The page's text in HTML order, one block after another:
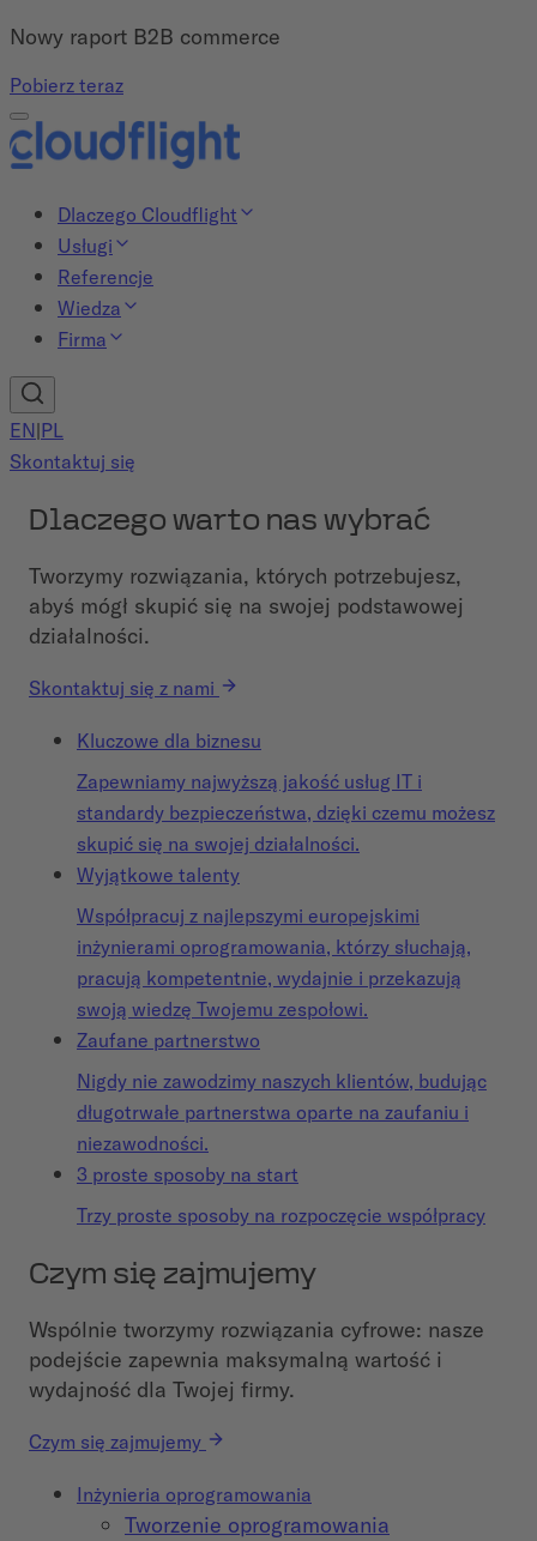
Nowy raport B2B commerce
Pobierz teraz
Dlaczego Cloudflight
Usługi
Referencje
Wiedza
Firma
EN|PL
Skontaktuj się
Dlaczego warto nas wybrać
Tworzymy rozwiązania, których potrzebujesz,
abyś mógł skupić się na swojej podstawowej
działalności.
Skontaktuj się z nami
Kluczowe dla biznesu
Zapewniamy najwyższą jakość usług IT i
standardy bezpieczeństwa, dzięki czemu możesz
skupić się na swojej działalności.
Wyjątkowe talenty
Współpracuj z najlepszymi europejskimi
inżynierami oprogramowania, którzy słuchają,
pracują kompetentnie, wydajnie i przekazują
swoją wiedzę Twojemu zespołowi.
Zaufane partnerstwo
Nigdy nie zawodzimy naszych klientów, budując
długotrwałe partnerstwa oparte na zaufaniu i
niezawodności.
3 proste sposoby na start
Trzy proste sposoby na rozpoczęcie współpracy
Czym się zajmujemy
Wspólnie tworzymy rozwiązania cyfrowe: nasze
podejście zapewnia maksymalną wartość i
wydajność dla Twojej firmy.
Czym się zajmujemy
Inżynieria oprogramowania
Tworzenie oprogramowania